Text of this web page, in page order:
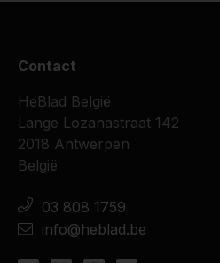
Contact
HeBlad België
Lange Lozanastraat 142
2018 Antwerpen
België
03 808 1759
info@heblad.be